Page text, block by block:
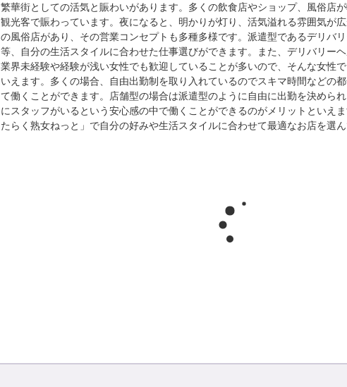
繁華街としての活気と賑わいがあります。多くの飲食店やショップ、風俗店
観光客で賑わっています。夜になると、明かりが灯り、活気溢れる雰囲気が
の風俗店があり、その営業コンセプトも多種多様です。派遣型であるデリバ
等、自分の生活スタイルに合わせた仕事選びができます。また、デリバリー
業界未経験や経験が浅い女性でも歓迎していることが多いので、そんな女性
いえます。多くの場合、自由出勤制を取り入れているのでスキマ時間などの
て働くことができます。店舗型の場合は派遣型のように自由に出勤を決めら
にスタッフがいるという安心感の中で働くことができるのがメリットといえ
たらく熟女ねっと」で自分の好みや生活スタイルに合わせて最適なお店を選ん